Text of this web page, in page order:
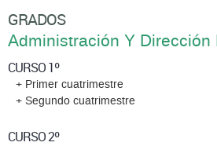
GRADOS
Administración Y Dirección
CURSO 1º
+ Primer cuatrimestre
+ Segundo cuatrimestre
CURSO 2º